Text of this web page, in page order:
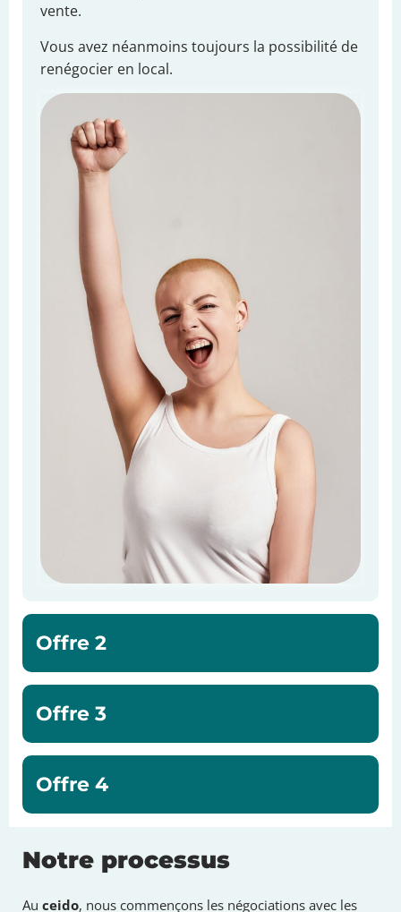
Offre 2
Offre 3
Offre 4
vente.
Vous avez néanmoins toujours la possibilité de
renégocier en local.
Notre processus
Au ceido, nous commençons les négociations avec les